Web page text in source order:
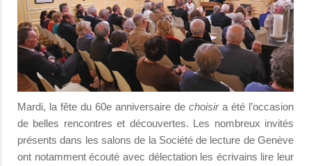
Mardi, la fête du 60e anniversaire de choisira été l’occasion
de belles rencontres et découvertes. Les nombreux invités
présents dans les salons de la Société de lecture de Genève
ont notamment écouté avec délectation les écrivains lire leur